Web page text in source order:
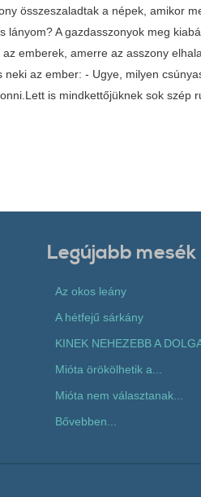
összeszaladtak a népek, amikor
A gazdasszonyok meg
emberek, amerre az asszony
az ember: - Ugye, milyen
is mindkettőjüknek sok szép
Legújabb mesék
Az okos leány
A hétfejű sárkány
KINEK NEHEZEBB A
Mióta örökölhetik a...
Mióta nem választanak...
Bővebben...